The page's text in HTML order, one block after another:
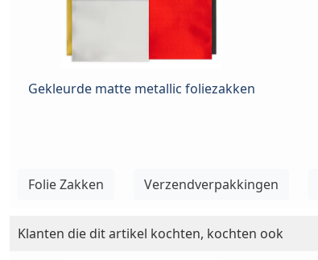
Gekleurde matte metallic foliezakken
Folie Zakken Verzendverpakkingen
Klanten die dit artikel kochten, kochten ook